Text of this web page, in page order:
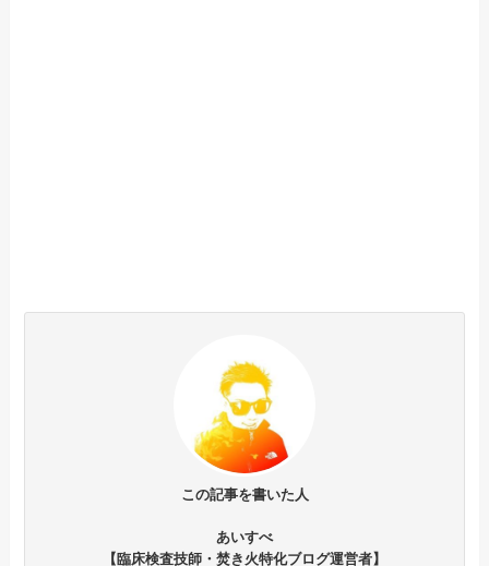
この記事を書いた人
あいすべ
【臨床検査技師・焚き火特化ブログ運営者】